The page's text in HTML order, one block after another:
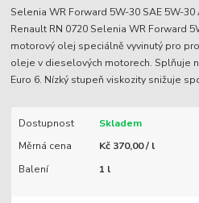
Selenia WR Forward 5W-30 SAE 5W-30
Renault RN 0720 Selenia WR Forward
motorový olej speciálně vyvinutý pro
oleje v dieselových motorech. Splňuje
Euro 6. Nízký stupeň viskozity snižuje
Dostupnost
Skladem
Měrná cena
Kč 370,00 / l
Balení
1 l